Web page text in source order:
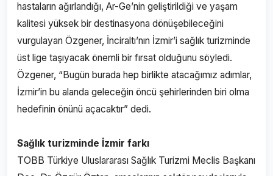
hastaların ağırlandığı, Ar-Ge’nin geliştirildiği ve yaşam
kalitesi yüksek bir destinasyona dönüşebileceğini
vurgulayan Özgener, İnciraltı’nın İzmir’i sağlık turizminde
üst lige taşıyacak önemli bir fırsat olduğunu söyledi.
Özgener, “Bugün burada hep birlikte atacağımız adımlar,
İzmir’in bu alanda geleceğin öncü şehirlerinden biri olma
hedefinin önünü açacaktır” dedi.
Sağlık turizminde İzmir farkı
TOBB Türkiye Uluslararası Sağlık Turizmi Meclis Başkanı